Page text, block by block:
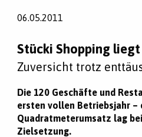
06.05.2011
Stücki Shopping
Zuversicht trotz
Die 120 Geschäfte und
ersten vollen Betriebsjahr –
Quadratmeterumsatz lag
Zielsetzung.